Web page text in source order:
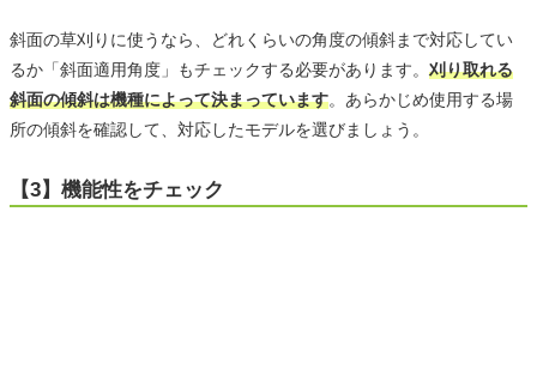
斜面の草刈りに使うなら、どれくらいの角度の傾斜まで対応してい
るか「斜面適用角度」もチェックする必要があります。 刈り取れる
斜面の傾斜は機種によって決まっています。あらかじめ使用する場
所の傾斜を確認して、対応したモデルを選びましょう。
【3】機能性をチェック